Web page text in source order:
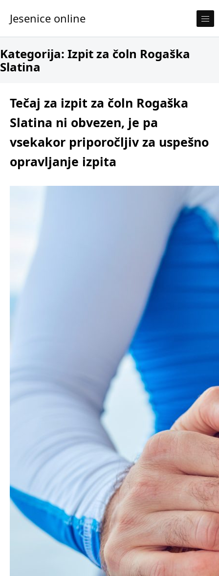
Skip to content
Jesenice online
Kategorija: Izpit za čoln Rogaška
Slatina
Tečaj za izpit za čoln Rogaška
Slatina ni obvezen, je pa
vsekakor priporočljiv za uspešno
opravljanje izpita